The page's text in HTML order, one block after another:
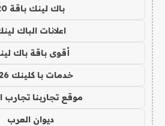
باك لينك باقة 20
اعلانات الباك
أقوى باقة باك
خدمات با كلينك 2026
موقع تجاربنا تجارب
ديوان العرب